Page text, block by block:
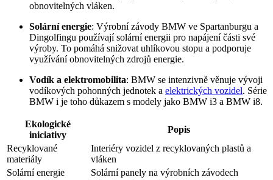
obnovitelných vláken.
Solární energie: Výrobní závody BMW ve Spartanburgu a
Dingolfingu používají solární energii pro napájení části své
výroby. To pomáhá snižovat uhlíkovou stopu a podporuje
využívání obnovitelných zdrojů energie.
Vodík a elektromobilita: BMW se intenzivně věnuje vývoji
vodíkových pohonných jednotek a elektrických vozidel. Série
BMW i je toho důkazem s modely jako BMW i3 a BMW i8.
Ekologické
iniciativy
Popis
Recyklované
materiály
Interiéry vozidel z recyklovaných plastů a
vláken
Solární energie
Solární panely na výrobních závodech